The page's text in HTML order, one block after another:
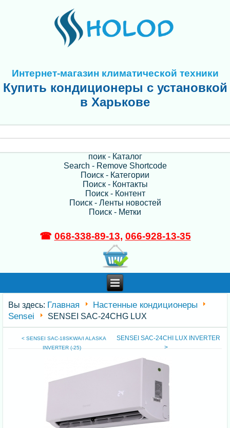
Интернет-магазин климатической техники
Купить кондиционеры с установкой
в Харькове
поик - Каталог
Search - Remove Shortcode
Поиск - Категории
Поиск - Контакты
Поиск - Контент
Поиск - Ленты новостей
Поиск - Метки
☎ 068-338-89-13, 066-928-13-35
Вы здесь: Главная
Настенные кондиционеры
Sensei
SENSEI SAC-24CHG LUX
< SENSEI SAC-18SKWA/I ALASKA
INVERTER (-25)
SENSEI SAC-24CHI LUX INVERTER
>